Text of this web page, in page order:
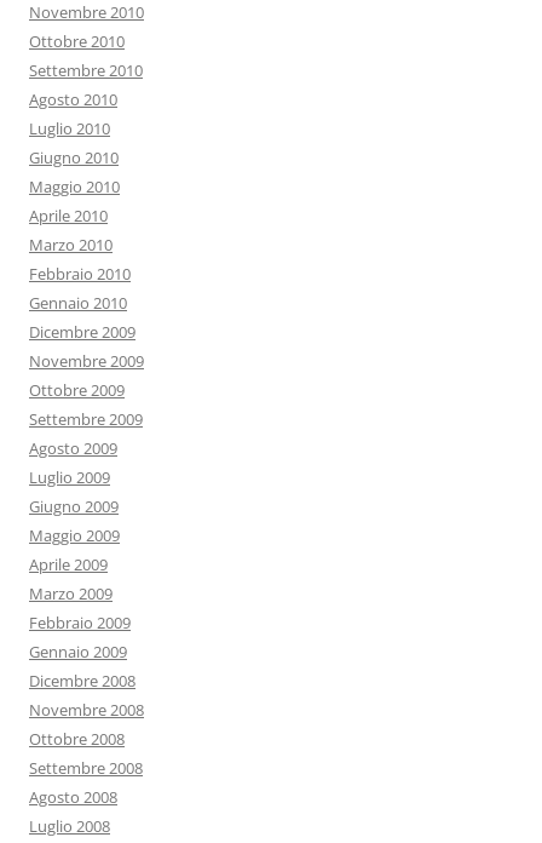
Novembre 2010
Ottobre 2010
Settembre 2010
Agosto 2010
Luglio 2010
Giugno 2010
Maggio 2010
Aprile 2010
Marzo 2010
Febbraio 2010
Gennaio 2010
Dicembre 2009
Novembre 2009
Ottobre 2009
Settembre 2009
Agosto 2009
Luglio 2009
Giugno 2009
Maggio 2009
Aprile 2009
Marzo 2009
Febbraio 2009
Gennaio 2009
Dicembre 2008
Novembre 2008
Ottobre 2008
Settembre 2008
Agosto 2008
Luglio 2008